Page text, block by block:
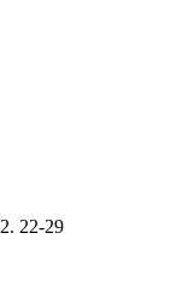
22-29